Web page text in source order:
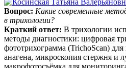
Вопрос: Какие современные
в трихологии?
Краткий ответ: В трихологии
методы диагностики: цифровая
фототрихограмма (TrichoScan)
анагена, микроскопия стержня и
макрофотосъёмка для